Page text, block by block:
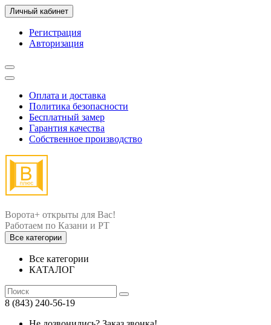
Личный кабинет
Регистрация
Авторизация
Оплата и доставка
Политика безопасности
Бесплатный замер
Гарантия качества
Собственное производство
Ворота+ открыты для Вас!
Все категории
Все категории
КАТАЛОГ
8 (843) 240-56-19